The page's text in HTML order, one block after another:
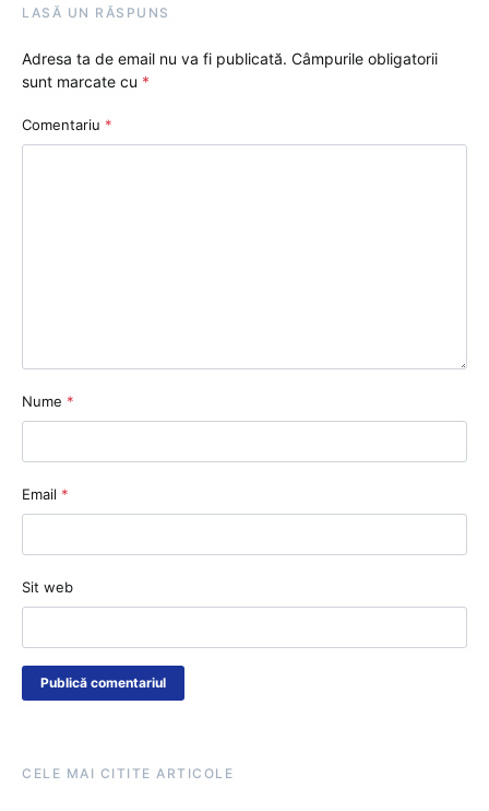
LASĂ UN RĂSPUNS
Adresa ta de email nu va fi publicată. Câmpurile obligatorii
sunt marcate cu *
Comentariu *
Nume *
Email *
Sit web
CELE MAI CITITE ARTICOLE